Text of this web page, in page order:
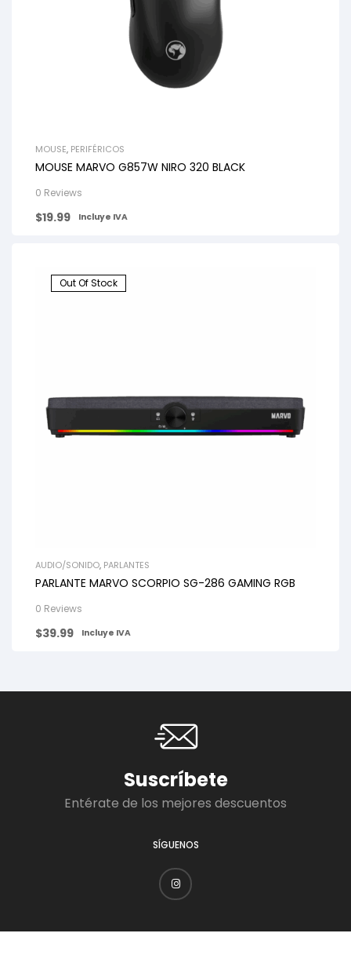
MOUSE, PERIFÉRICOS
MOUSE MARVO G857W NIRO 320 BLACK
0 Reviews
$19.99 Incluye IVA
Out Of Stock
AUDIO/SONIDO, PARLANTES
PARLANTE MARVO SCORPIO SG-286 GAMING RGB
0 Reviews
$39.99 Incluye IVA
Suscríbete
Entérate de los mejores descuentos
SÍGUENOS